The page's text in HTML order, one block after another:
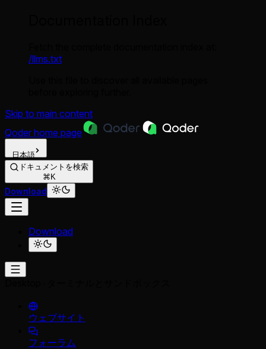
/llms.txt
Skip to main content
Qoder home page
日本語
ドキュメントを検索
⌘K
Download
Download
ウェブサイト
フォーラム